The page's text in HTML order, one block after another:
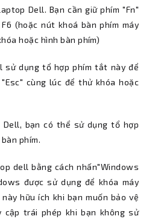
Dell. Bạn cần giữ phím "Fn"
(hoặc nút khoá bàn phím máy
hoặc hình bàn phím)
sử dụng tổ hợp phím tắt này để
cùng lúc để thử khóa hoặc
Dell, bạn có thể sử dụng tổ hợp
phím.
dell bằng cách nhấn"Windows
được sử dụng để khóa máy
hữu ích khi bạn muốn bảo vệ
cập trái phép khi bạn không sử